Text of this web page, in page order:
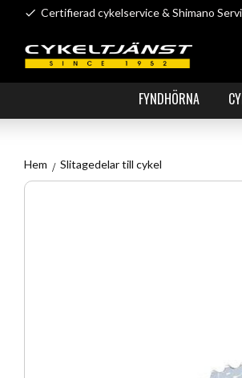
Certifierad cykelservice & Shimano
FYNDHÖRNA
Hem Slitagedelar till cykel